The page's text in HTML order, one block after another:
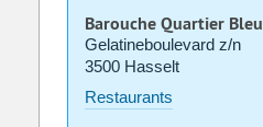
Barouche Quartier Bleu
Gelatineboulevard z/n
3500 Hasselt
Restaurants